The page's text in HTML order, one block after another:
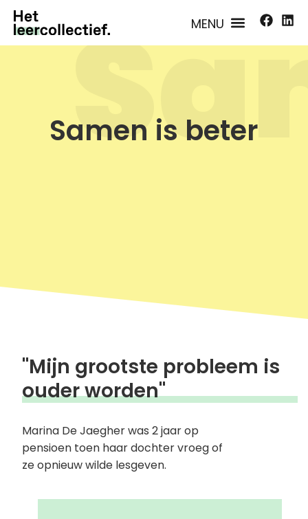
Samen is beter
"Mijn grootste probleem is
ouder worden"
Marina De Jaegher was 2 jaar op
pensioen toen haar dochter vroeg of
ze opnieuw wilde lesgeven.